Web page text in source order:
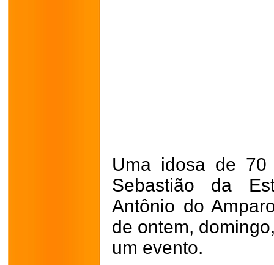
Uma idosa de
Sebastião da
Antônio do
de ontem,
um evento.